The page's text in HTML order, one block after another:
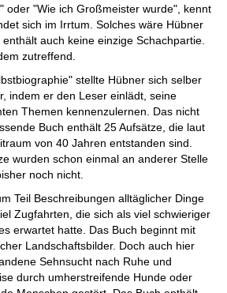
oder "Wie ich Großmeister wurde", kennt
sich im Irrtum. Solches wäre Hübner
auch keine einzige Schachpartie.
zutreffend.
stellte Hübner sich selber
indem er den Leser einlädt, seine
Themen kennenzulernen. Das nicht
Buch enthält 25 Aufsätze, die laut
von 40 Jahren entstanden sind.
wurden schon einmal an anderer Stelle
noch nicht.
Teil Beschreibungen alltäglicher Dinge
Zugfahrten, die sich als viel schwieriger
erwartet hatte. Das Buch beginnt mit
Landschaftsbilder. Doch auch hier
Sehnsucht nach Ruhe und
durch umherstreifende Hunde oder